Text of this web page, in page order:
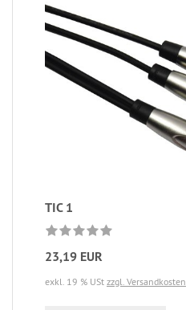
TIC 1
23,19 EUR
exkl. 19 % USt zzgl. Versandkosten